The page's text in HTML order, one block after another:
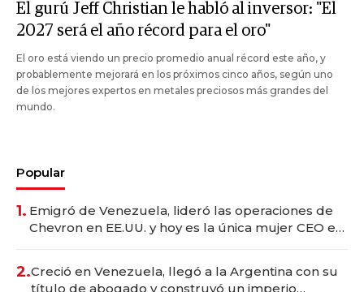
El gurú Jeff Christian le habló al inversor: "El
2027 será el año récord para el oro"
El oro está viendo un precio promedio anual récord este año, y
probablemente mejorará en los próximos cinco años, según uno
de los mejores expertos en metales preciosos más grandes del
mundo.
Popular
1. Emigró de Venezuela, lideró las operaciones de
Chevron en EE.UU. y hoy es la única mujer CEO en
2.Creció en Venezuela, llegó a la Argentina con su
título de abogado y construyó un imperio